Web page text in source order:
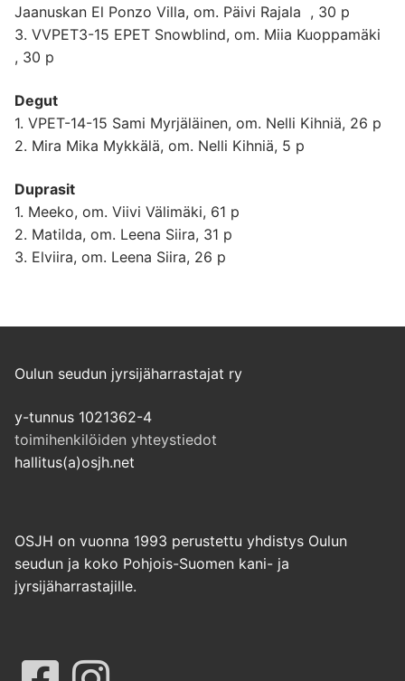
Jaanuskan El Ponzo Villa, om. Päivi Rajala , 30 p
3. VVPET3-15 EPET Snowblind, om. Miia Kuoppamäki
, 30 p
Degut
1. VPET-14-15 Sami Myrjäläinen, om. Nelli Kihniä, 26 p
2. Mira Mika Mykkälä, om. Nelli Kihniä, 5 p
Duprasit
1. Meeko, om. Viivi Välimäki, 61 p
2. Matilda, om. Leena Siira, 31 p
3. Elviira, om. Leena Siira, 26 p
Oulun seudun jyrsijäharrastajat ry
y-tunnus 1021362-4
toimihenkilöiden yhteystiedot
hallitus(a)osjh.net
OSJH on vuonna 1993 perustettu yhdistys Oulun
seudun ja koko Pohjois-Suomen kani- ja
jyrsijäharrastajille.